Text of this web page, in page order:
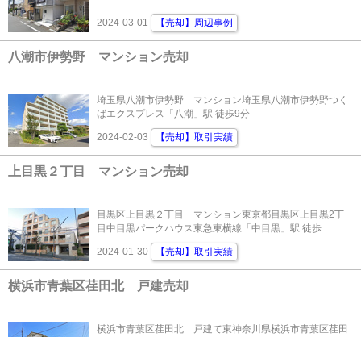
2024-03-01 【売却】周辺事例
八潮市伊勢野 マンション売却
埼玉県八潮市伊勢野 マンション埼玉県八潮市伊勢野つく
ばエクスプレス「八潮」駅 徒歩9分
2024-02-03 【売却】取引実績
上目黒２丁目 マンション売却
目黒区上目黒２丁目 マンション東京都目黒区上目黒2丁
目中目黒パークハウス東急東横線「中目黒」駅 徒歩...
2024-01-30 【売却】取引実績
横浜市青葉区荏田北 戸建売却
横浜市青葉区荏田北 戸建て東神奈川県横浜市青葉区荏田